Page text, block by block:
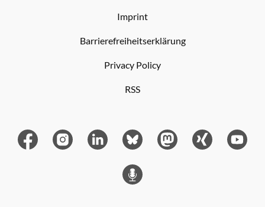
Imprint
Barrierefreiheitserklärung
Privacy Policy
RSS